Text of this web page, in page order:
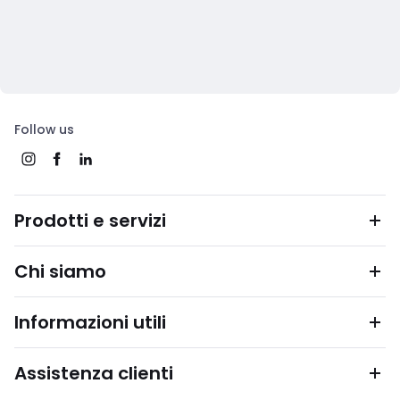
Follow us
Prodotti e servizi
Chi siamo
Informazioni utili
Assistenza clienti